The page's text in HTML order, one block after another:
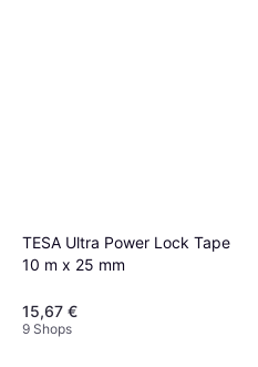
TESA Ultra Power Lock Tape
10 m x 25 mm
15,67 €
9 Shops